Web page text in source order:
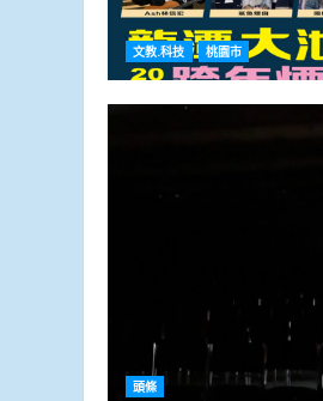
文教.科技 桃園市
頭條